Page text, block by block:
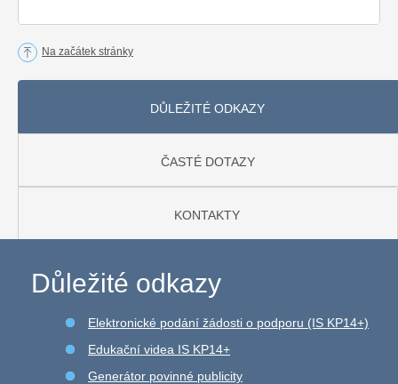
Na začátek stránky
DŮLEŽITÉ ODKAZY
ČASTÉ DOTAZY
KONTAKTY
Důležité odkazy
Elektronické podání žádosti o podporu (IS KP14+)
Edukační videa IS KP14+
Generátor povinné publicity